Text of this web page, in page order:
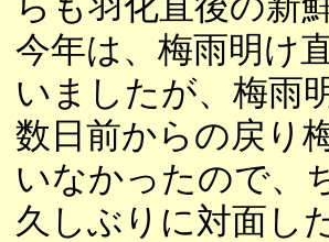
今年は、梅雨明け
いましたが、梅雨
数日前からの戻り
いなかったので、
久しぶりに対面し